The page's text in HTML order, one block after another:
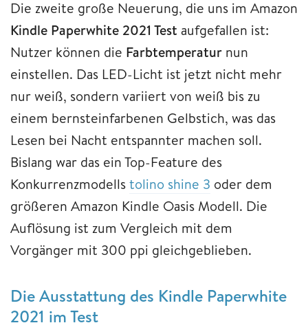
Die zweite große Neuerung, die uns im Amazon
Kindle Paperwhite 2021 Test aufgefallen ist:
Nutzer können die Farbtemperatur nun
einstellen. Das LED-Licht ist jetzt nicht mehr
nur weiß, sondern variiert von weiß bis zu
einem bernsteinfarbenen Gelbstich, was das
Lesen bei Nacht entspannter machen soll.
Bislang war das ein Top-Feature des
Konkurrenzmodellstolino shine 3 oder dem
größeren Amazon Kindle Oasis Modell. Die
Auflösung ist zum Vergleich mit dem
Vorgänger mit 300 ppi gleichgeblieben.
Die Ausstattung des Kindle Paperwhite
2021 im Test